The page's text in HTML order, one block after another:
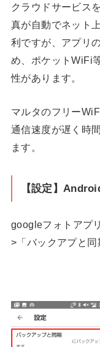
クラウドサービス
真が自動でネット
利ですが、アプリ
め、ポケットWiFi
性があります。
マルタのフリー
通信速度が遅く時
ます。
【設定】
googleフォトアプ
>「バックアプと同